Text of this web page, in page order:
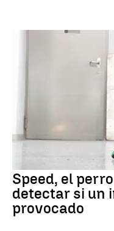
Speed, el
detectar si un
provocado